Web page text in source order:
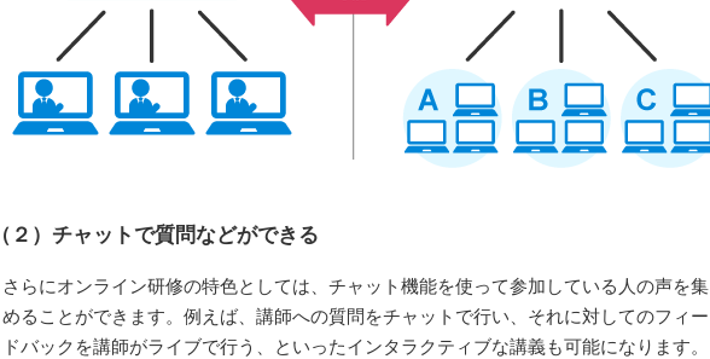
（２） チャットで質問などができる
さらにオンライン研修の特色としては、チャット機能を使って参加している人の声を集
めることができます。例えば、講師への質問をチャットで行い、それに対してのフィー
ドバックを講師がライブで行う、といったインタラクティブな講義も可能になります。